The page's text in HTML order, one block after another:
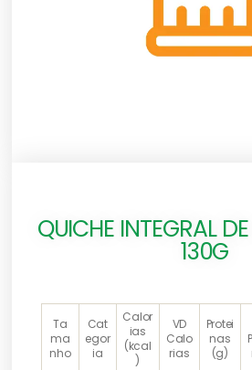
QUICHE INTEGRAL
130G
Ta
ma
nho
Cat
egor
ia
Calor
ias
(kcal
)
VD
Calo
rias
Protei
nas
(g)